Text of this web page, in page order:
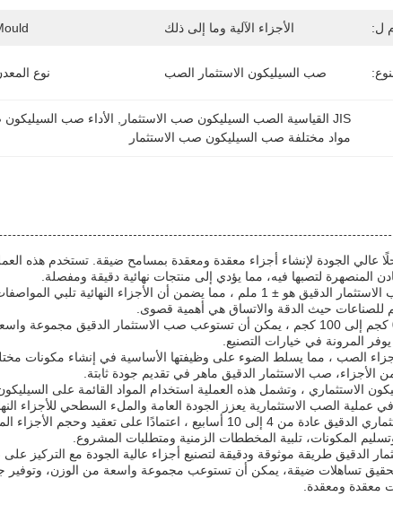
ل: الأجزاء الآلية وما إلى ذلك
صب السيليكون الاستثمار الصب نوع
JIS القياسية الصب السيليكون صب الاستثمار الأداء صب السيليكون
مواد مختلفة صب السيليكون صب الاستثمار
عالي الجودة لإنشاء أجزاء معقدة ومعقدة بمسامح ضيقة. تستخدم هذه
المنصهرة لتصبها فيه، مما يؤدي إلى منتجات نهائية دقيقة ومفصلة.
معدل التسامح في عملية صب الاستثمار الدقيق هو ± 1 ملم ، مما يضمن أن الأجزاء
حيث الدقة والاتساق هي أهمية قصوى.
مع قدرة نطاق الوزن من 0.1 كجم إلى 100 كجم ، يمكن أن تستوعب صب الاستثمار
المرونة في خيارات التصنيع.
أجزاء الصب ، مما يسلط الضوء على وظيفتها الأساسية في إنشاء مكونات
الأجزاء، صب الاستثمار الدقيق ماهر في تقديم جودة ثابتة.
، وتشمل هذه العملية استخدام المواد القائمة على
عملية الصب الاستثمارية يعزز الجودة العامة والملء السطحي للأجزاء
يمتد وقت التنفيذ للصب الاستثماري الدقيق عادة من 4 إلى 10 أسابيع ،
المكونات، تلبية المخططات الزمنية ومتطلبات المشروع.
الدقيق طريقة موثوقة ودقيقة لتصنيع أجزاء عالية الجودة مع التركيز
تساهلات ضيقة، يمكن أن تستوعب مجموعة واسعة من الوزن، وتوفير
معقدة ومعقدة.